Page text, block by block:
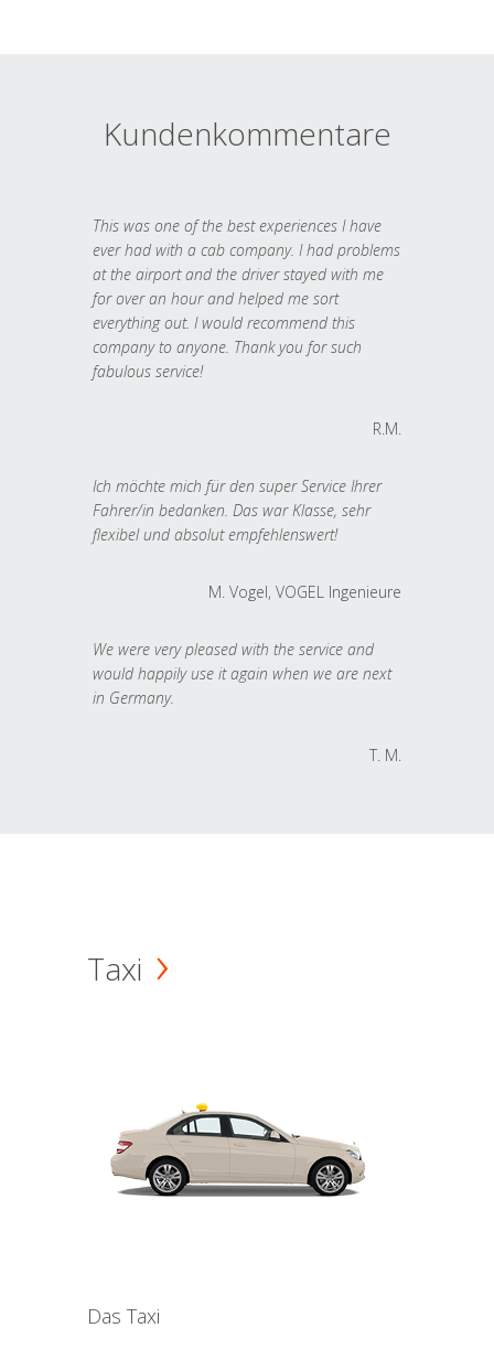
Kundenkommentare
This was one of the best experiences I have
ever had with a cab company. I had problems
at the airport and the driver stayed with me
for over an hour and helped me sort
everything out. I would recommend this
company to anyone. Thank you for such
fabulous service!
R.M.
Ich möchte mich für den super Service Ihrer
Fahrer/in bedanken. Das war Klasse, sehr
flexibel und absolut empfehlenswert!
M. Vogel, VOGEL Ingenieure
We were very pleased with the service and
would happily use it again when we are next
in Germany.
T. M.
Taxi
Das Taxi